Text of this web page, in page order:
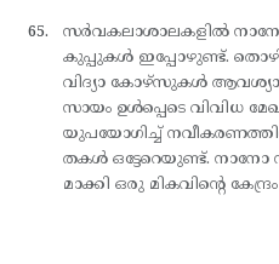
സര്‍വകലാശാലകളില്‍ നാനോ
കുപ്പുകള്‍ ഇപ്പോഴുണ്ട്.
വിദ്യാ കോഴ്സുകള്‍
സായം ഉള്‍പ്പെടെ വിവിധ
യുപയോഗിച്ച്
തകള്‍ ഒട്ടേറെയുണ്ട്. നാനോ
മാക്കി ഒരു മികവിന്റെ